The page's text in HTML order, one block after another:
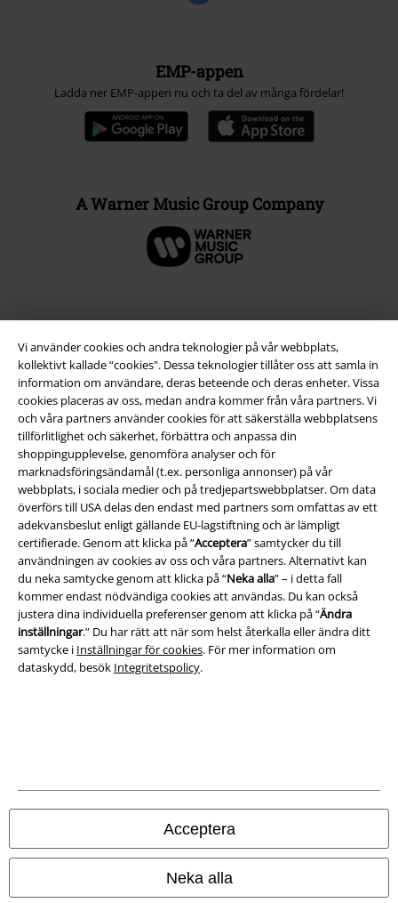
Vi använder cookies och andra teknologier på vår webbplats,
kollektivt kallade “cookies". Dessa teknologier tillåter oss att samla in
information om användare, deras beteende och deras enheter. Vissa
cookies placeras av oss, medan andra kommer från våra partners. Vi
och våra partners använder cookies för att säkerställa webbplatsens
tillförlitlighet och säkerhet, förbättra och anpassa din
shoppingupplevelse, genomföra analyser och för
marknadsföringsändamål (t.ex. personliga annonser) på vår
webbplats, i sociala medier och på tredjepartswebbplatser. Om data
överförs till USA delas den endast med partners som omfattas av ett
adekvansbeslut enligt gällande EU-lagstiftning och är lämpligt
certifierade. Genom att klicka på “Acceptera” samtycker du till
användningen av cookies av oss och våra partners. Alternativt kan
du neka samtycke genom att klicka på “Neka alla” – i detta fall
kommer endast nödvändiga cookies att användas. Du kan också
justera dina individuella preferenser genom att klicka på “Ändra
inställningar.” Du har rätt att när som helst återkalla eller ändra ditt
samtycke i Inställningar för cookies. För mer information om
dataskydd, besök Integritetspolicy.
Acceptera
Neka alla
EMP-appen
Ladda ner EMP-appen nu och ta del av många fördelar!
A Warner Music Group Company
Juridisk information/Villkor
Villkor
Om oss
Ladda ner villkoren
Avfallshantering och miljöskydd
Försäkran om överensstämmelse
Alla priser inkl. moms.Fraktkostnad tillkommer.
© 1986-2026 E.M.P. Merchandising HGmbH